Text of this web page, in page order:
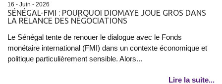
16 - Juin - 2026
SÉNÉGAL-FMI : POURQUOI DIOMAYE JOUE GROS DANS
LA RELANCE DES NÉGOCIATIONS
Le Sénégal tente de renouer le dialogue avec le Fonds
monétaire international (FMI) dans un contexte économique et
politique particulièrement sensible. Alors...
Lire la suite...